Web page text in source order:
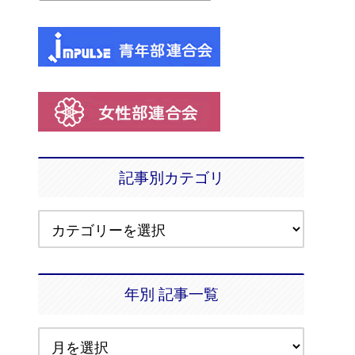
記事別カテゴリ
年別 記事一覧